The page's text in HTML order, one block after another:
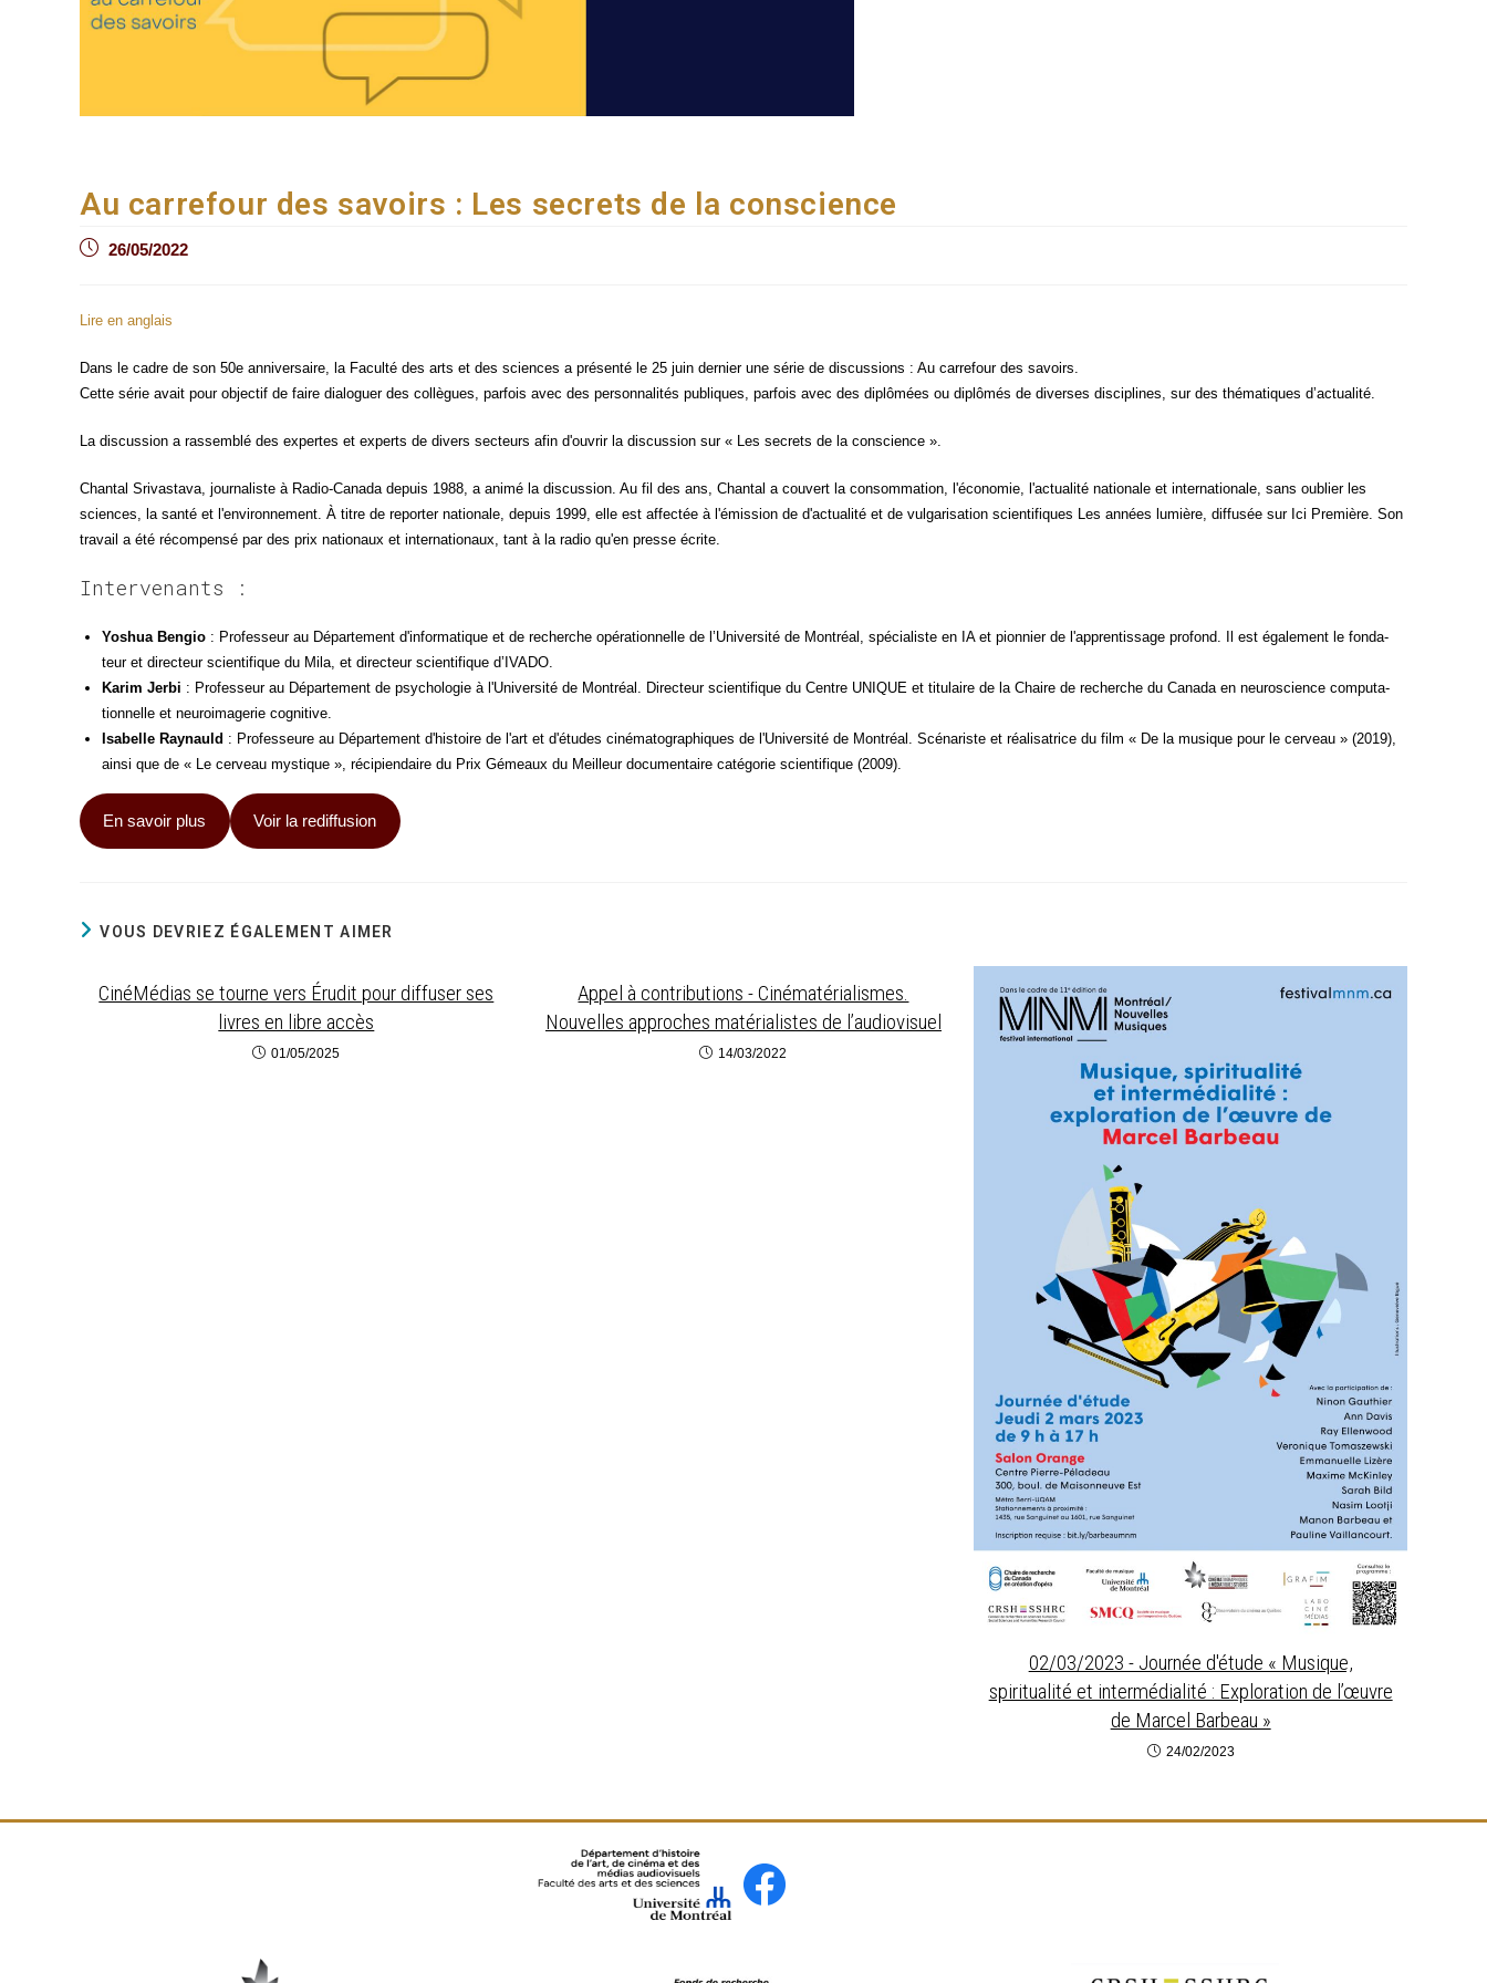
Au carrefour des savoirs : Les secrets de la conscience
Post26/05/2022
Lire en anglais
Dans le cadre de son 50e anni­ver­saire, la Facul­té des arts et des sciences a pré­sen­té le 25 juin der­nier une série de dis­cus­sions : Au car­re­four des savoirs.
Cette série avait pour objec­tif de faire dia­lo­guer des col­lègues, par­fois avec des per­son­na­li­tés publiques, par­fois avec des diplô­mées ou diplô­més de diverses dis­ci­plines, sur des thé­ma­tiques d’actualité.
La dis­cus­sion a ras­sem­blé des expertes et experts de divers sec­teurs afin d'ouvrir la dis­cus­sion sur « Les secrets de la conscience ».
Chan­tal Sri­vas­ta­va, jour­na­liste à Radio-Cana­da depuis 1988, a ani­mé la dis­cus­sion. Au fil des ans, Chan­tal a cou­vert la consom­ma­tion, l'économie, l'actualité natio­nale et inter­na­tio­nale, sans oublier les
sciences, la san­té et l'environnement. À titre de repor­ter natio­nale, depuis 1999, elle est affec­tée à l'émission de d'actualité et de vul­ga­ri­sa­tion scien­ti­fiques Les années lumière, dif­fu­sée sur Ici Pre­mière. Son
tra­vail a été récom­pen­sé par des prix natio­naux et inter­na­tio­naux, tant à la radio qu'en presse écrite.
Intervenants :
Yoshua Ben­gio : Pro­fes­seur au Dépar­te­ment d'informatique et de recherche opé­ra­tion­nelle de l’Université de Mont­réal, spé­cia­liste en IA et pion­nier de l'apprentissage pro­fond. Il est éga­le­ment le fon­da­
teur et direc­teur scien­ti­fique du Mila, et direc­teur scien­ti­fique d’IVADO.
Karim Jer­bi : Pro­fes­seur au Dépar­te­ment de psy­cho­lo­gie à l'Université de Mont­réal. Direc­teur scien­ti­fique du Centre UNIQUE et titu­laire de la Chaire de recherche du Cana­da en neu­ros­cience com­pu­ta­
tion­nelle et neu­roi­ma­ge­rie cognitive.
Isa­belle Ray­nauld : Pro­fes­seure au Dépar­te­ment d'histoire de l'art et d'études ciné­ma­to­gra­phiques de l'Université de Mont­réal. Scé­na­riste et réa­li­sa­trice du film « De la musique pour le cer­veau » (2019),
ain­si que de « Le cer­veau mys­tique », réci­pien­daire du Prix Gémeaux du Meilleur docu­men­taire caté­go­rie scien­ti­fique (2009).
En savoir plus Voir la rediffusion
VOUS DEVRIEZ ÉGALEMENT AIMER
CinéMédias se tourne vers Érudit pour diffuser ses
livres en libre accès
01/05/2025
Appel à contributions - Cinématérialismes.
Nouvelles approches matérialistes de l’audiovisuel
14/03/2022
02/03/2023 - Journée d'étude « Musique,
spiritualité et intermédialité : Exploration de l’œuvre
de Marcel Barbeau »
24/02/2023